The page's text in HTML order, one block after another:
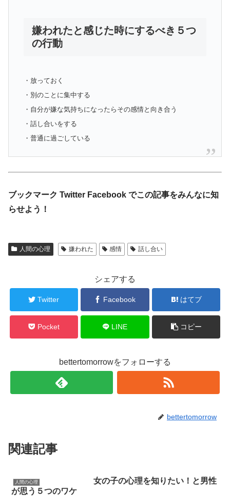
嫌われたと感じた時にするべき５つ
の行動
・放っておく
・別のことに集中する
・自分が嫌な気持ちになったらその感情と向き合う
・話し合いをする
・普通に過ごしている
ブックマーク Twitter Facebook でこの記事をみんなに知
らせよう！
人間の心理 嫌われた 感情 話し合い
シェアする
Twitter Facebook はてブ
Pocket LINE コピー
bettertomorrowをフォローする
bettertomorrow
関連記事
人間の心理
女の子の心理を知りたい！と男性
が思う５つのワケ